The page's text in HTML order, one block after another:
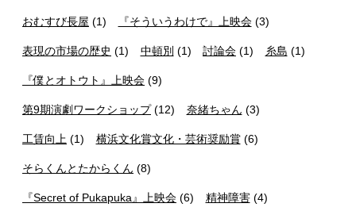
おむすび長屋 (1) 『そういうわけで』上映会(3)
表現の市場の歴史 (1) 中頓別 (1) 討論会 (1) 糸島 (1)
『僕とオトウト』上映会 (9)
第9期演劇ワークショップ(12) 奈緒ちゃん (3)
工賃向上 (1) 横浜文化賞文化・芸術奨励賞(6)
そらくんとたからくん (8)
『Secret of Pukapuka』上映会 (6) 精神障害(4)